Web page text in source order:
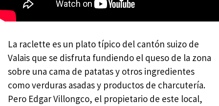
La raclette es un plato típico del cantón suizo de
Valais que se disfruta fundiendo el queso de la zona
sobre una cama de patatas y otros ingredientes
como verduras asadas y productos de charcutería.
Pero Edgar Villongco, el propietario de este local,